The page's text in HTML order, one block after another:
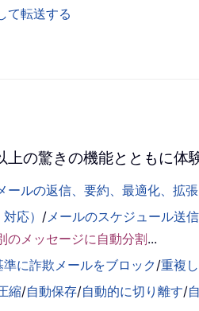
て転送する
の驚きの機能とともに体
ルの返信、要約、最適化、拡
応） /メールのスケジュール送信
のメッセージに自動分割...
に詐欺メールをブロック/重複
縮/自動保存/自動的に切り離す/